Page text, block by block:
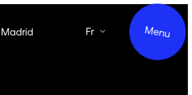
Madrid fr Menu